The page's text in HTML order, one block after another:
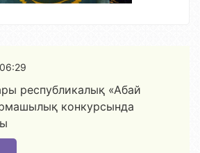
республикалық «Абай
конкурсында